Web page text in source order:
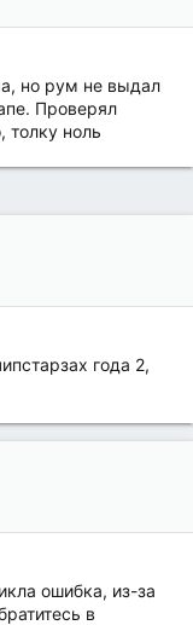
но рум не выдал
Проверял
толку ноль
года 2,
ошибка, из-за
в